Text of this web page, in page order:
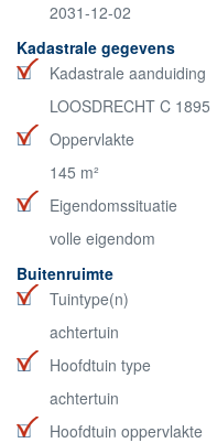
2031-12-02
Kadastrale gegevens
Kadastrale aanduiding
LOOSDRECHT C 1895
Oppervlakte
145 m²
Eigendomssituatie
volle eigendom
Buitenruimte
Tuintype(n)
achtertuin
Hoofdtuin type
achtertuin
Hoofdtuin oppervlakte